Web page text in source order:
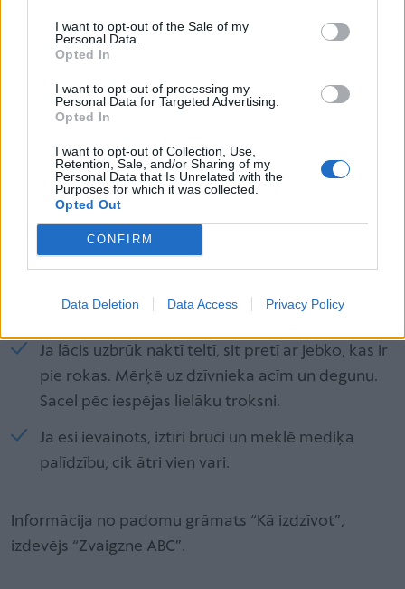
I want to opt-out of the Sale of my
Personal Data.
Opted In
I want to opt-out of processing my
Personal Data for Targeted Advertising.
Opted In
I want to opt-out of Collection, Use,
Retention, Sale, and/or Sharing of my
Personal Data that Is Unrelated with the
Purposes for which it was collected.
Opted Out
CONFIRM
Data Deletion Data Access Privacy Policy
Nerāpies kokā. Lāči ir ļoti prasmīgi kokos kāpēji
un var doties tev pakaļ.
Ja tev uzbrūk lācis
Nokrīti uz zemes un saritinies kamolā, apņem ar
rokām kaklu aizmugurē. Ja tev plecos ir
mugursoma, atstāj to mugurā. Tā mazinās lāča
sitienu spēku.
Izliecies par mirušu, cik ilgi vien spēj. Iespējams,
vai neparādās vēl kāds lācis.
Ja lācis uzbrūk naktī teltī, sit pretī ar jebko, kas ir
pie rokas. Mērķē uz dzīvnieka acīm un degunu.
Sacel pēc iespējas lielāku troksni.
Ja esi ievainots, iztīri brūci un meklē mediķa
palīdzību, cik ātri vien vari.
Informācija no padomu grāmats “Kā izdzīvot”,
izdevējs “Zvaigzne ABC”.